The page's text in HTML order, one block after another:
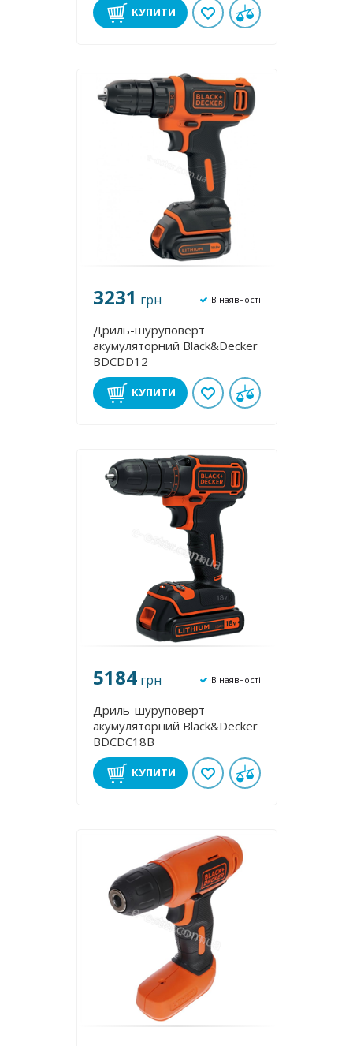
КУПИТИ
3231 грн В наявності
Дриль-шуруповерт
акумуляторний Black&Decker
BDCDD12
КУПИТИ
5184 грн В наявності
Дриль-шуруповерт
акумуляторний Black&Decker
BDCDC18B
КУПИТИ